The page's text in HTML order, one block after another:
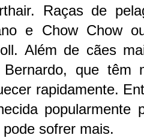
Raças de
e Chow Chow
Além de cães
que têm
rapidamente.
popularmente
sofrer mais.